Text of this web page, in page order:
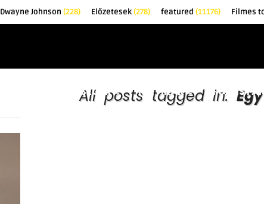
Dwayne Johnson (228) Előzetesek(278) featured (11176) Filmes
ÉRDEKESSÉGEK KRITIKÁK TOPLISTÁK
All posts tagged in: